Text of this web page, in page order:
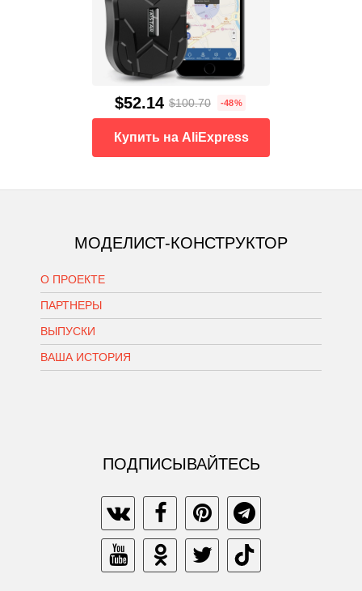
$52.14 $100.70 -48%
Купить на AliExpress
МОДЕЛИСТ-КОНСТРУКТОР
О ПРОЕКТЕ
ПАРТНЕРЫ
ВЫПУСКИ
ВАША ИСТОРИЯ
ПОДПИСЫВАЙТЕСЬ